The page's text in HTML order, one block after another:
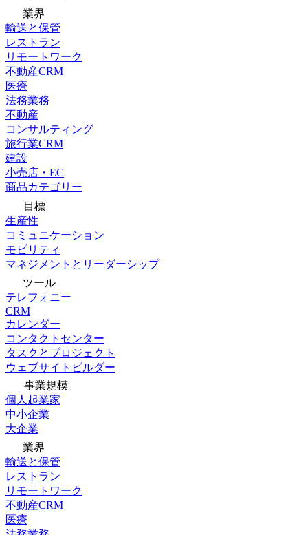
業界
輸送と保管
レストラン
リモートワーク
不動産CRM
医療
法務業務
不動産
コンサルティング
旅行業CRM
建設
小売店・EC
商品カテゴリー
目標
生産性
コミュニケーション
モビリティ
マネジメントとリーダーシップ
ツール
テレフォニー
CRM
カレンダー
コンタクトセンター
タスクとプロジェクト
ウェブサイトビルダー
事業規模
個人起業家
中小企業
大企業
業界
輸送と保管
レストラン
リモートワーク
不動産CRM
医療